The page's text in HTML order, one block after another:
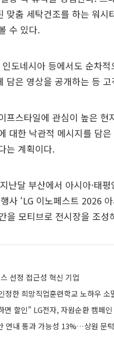
맞춤 세탁건조를 하는 워
수 있다.
인도네시아 등에서도 순차
담은 영상을 공개하는 등
프스타일에 관심이 높은
대한 낙관적 메시지를 담
는 계획이다.
난달 부산에서 아시아·태
사 ‘LG 이노페스트 2026
을 모티브로 전시장을 조
선정 접근성 혁신 기업
정한 희망직업훈련학교 노하우 소
면 할인” LG전자, 자원순환 캠페인
연내 통과 가능성 13%…상원 문